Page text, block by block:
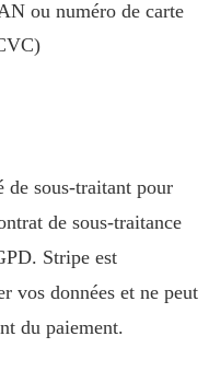
ou numéro de carte
de sous-traitant pour
de sous-traitance
Stripe est
vos données et ne peut
du paiement.